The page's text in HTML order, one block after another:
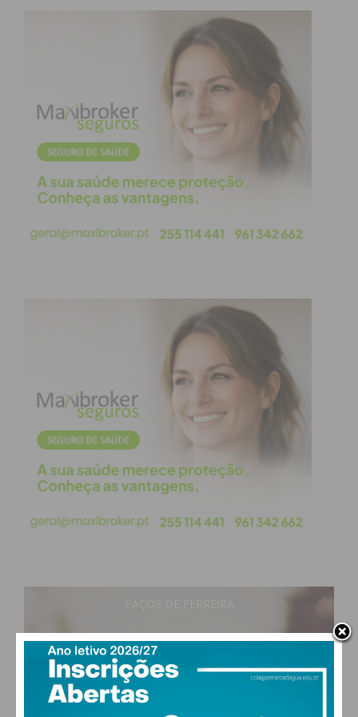
Subscreva a newsletter do
Imediato
Assine nossa newsletter por e-mail e
obtenha de forma regular a informação
atualizada.
condições
22°
clear sky
vento: 1m/s ONO
MAX 23 • MIN 22